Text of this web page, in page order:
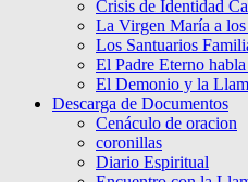
Crisis de Identidad
La Virgen María a los
Los Santuarios
El Padre Eterno
El Demonio y la
Descarga de Documentos
Cenáculo de oracion
coronillas
Diario Espiritual